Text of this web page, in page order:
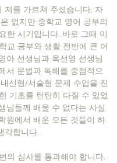
저를 가르쳐 주셨습니다. 자
없지만 중학교 영어 공부의
한 시기입니다. 바로 그때 이
교 공부와 생활 전반에 큰 어
아 선생님과 옥선영 선생님
서 문법과 독해를 중점적으
신형/서술형 문제 수업을 진
기초를 탄탄히 다질 수 있었
님들께 배울 수 없다는 사실
원에서 배운 모든 것들이 하
각합니다.
의 심사를 통과해야 합니다.